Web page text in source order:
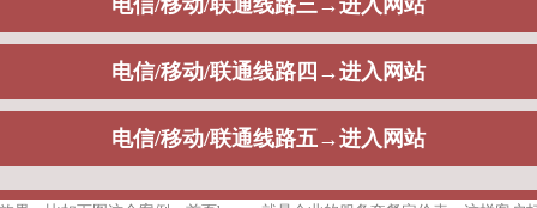
在互联网传播，吸引更多客户。